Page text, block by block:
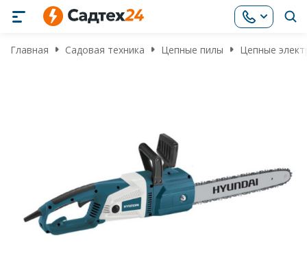
Главная Садовая техника Цепные пилы Цепные